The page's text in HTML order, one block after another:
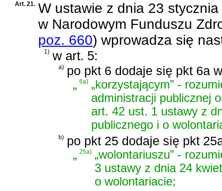
Art. 21. W ustawie z dnia 23
w Narodowym Funduszu
poz. 660) wprowadza się
1) w art. 5:
a) po pkt 6 dodaje się pkt 6a
„6a) „korzystającym” -
administracji publicznej
art. 42 ust. 1 ustawy z
publicznego i o
b) po pkt 25 dodaje się pkt
„25a) „wolontariuszu” -
3 ustawy z dnia 24
o wolontariacie;